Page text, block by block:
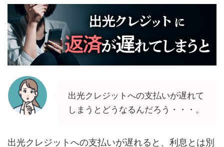
出光クレジットへの支払いが遅れて
しまうとどうなるんだろう・・・。
出光クレジットへの支払いが遅れると、利息とは別